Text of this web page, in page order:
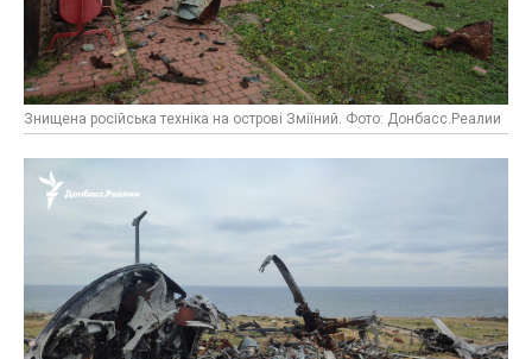
Знищена російська техніка на острові Зміїний. Фото: Донбасс.Реалии